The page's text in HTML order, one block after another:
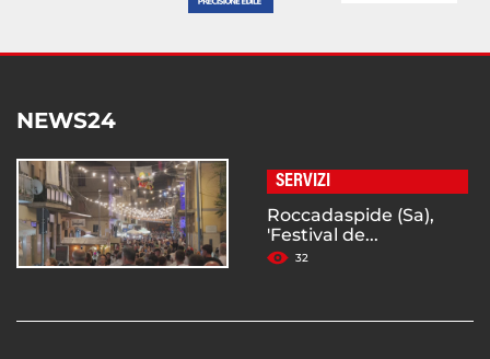
NEWS24
SERVIZI
Roccadaspide (Sa),
'Festival de...
32